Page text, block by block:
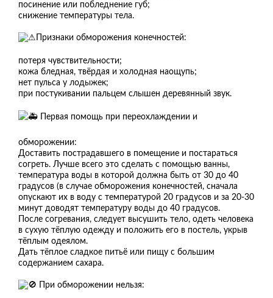
посинение или побледнение губ;
снижение температуры тела.
Признаки обморожения конечностей:
потеря чувствительности;
кожа бледная, твёрдая и холодная наощупь;
нет пульса у лодыжек;
при постукивании пальцем слышен деревянный звук.
Первая помощь при переохлаждении и
обморожении:
Доставить пострадавшего в помещение и постараться
согреть. Лучше всего это сделать с помощью ванны,
температура воды в которой должна быть от 30 до 40
градусов (в случае обморожения конечностей, сначала
опускают их в воду с температурой 20 градусов и за 20-30
минут доводят температуру воды до 40 градусов.
После согревания, следует высушить тело, одеть человека
в сухую тёплую одежду и положить его в постель, укрыв
тёплым одеялом.
Дать тёплое сладкое питьё или пищу с большим
содержанием сахара.
При обморожении нельзя: